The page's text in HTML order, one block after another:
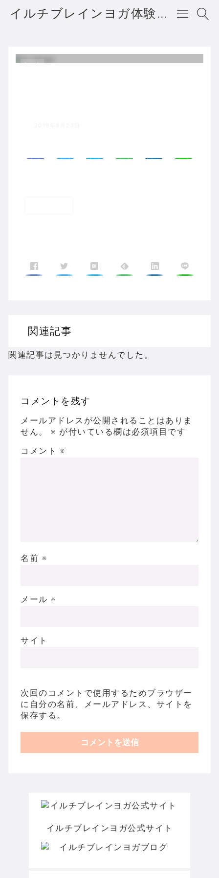
イルチブレインヨガ体験者の声・口コミ・評判
イルチブレインヨガ公式サイト
ホーム
関連記事
関連記事は見つかりませんでした。
コメントを残す
メールアドレスが公開されることはありま
せん。
※ が付いている欄は必須項目です
コメント ※
名前 ※
メール ※
サイト
次回のコメントで使用するためブラウザー
に自分の名前、メールアドレス、サイトを
保存する。